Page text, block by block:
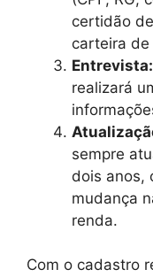
certidão
carteira
Entrevista:
realizará
sempre
dois anos,
mudança
renda.
Com o cadastro